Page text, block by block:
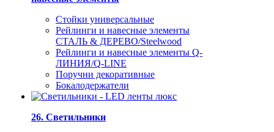
Стойки универсальные
Рейлинги и навесные элементы
СТАЛЬ & ДЕРЕВО/Steelwood
Рейлинги и навесные элементы Q-
ЛИНИЯ/Q-LINE
Поручни декоративные
Бокалодержатели
26. Светильники